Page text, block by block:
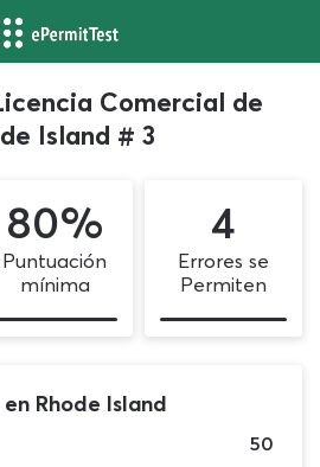
Comercial de
Island # 3
80%
Puntuación
mínima
4
Errores se
Permiten
Rhode Island
50